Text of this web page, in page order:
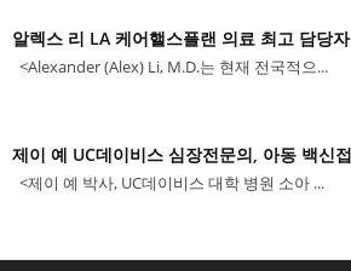
알렉스 리 LA 케어핼스플랜 의료 최고 담당자
<Alexander (Alex) Li, M.D.는 현재 전국적으...
제이 예 UC데이비스 심장전문의, 아동 백신
<제이 예 박사, UC데이비스 대학 병원 소아 ...